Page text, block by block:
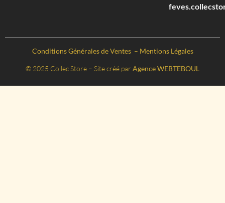
Conditions Générales de Ventes – Mentions Légales
© 2025 Collec Store – Site créé par Agence WEBTEBOUL